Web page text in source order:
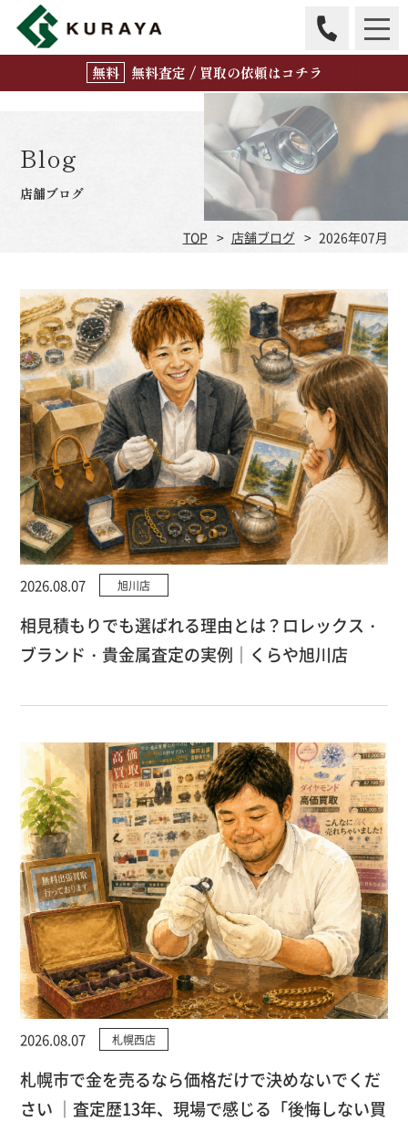
無料査定 / 買取の依頼はコチラ
Blog
店舗ブログ
TOP 店舗ブログ 2026年07月
2026.08.07 旭川店
相見積もりでも選ばれる理由とは？ロレックス・
ブランド・貴金属査定の実例｜くらや旭川店
2026.08.07 札幌西店
札幌市で金を売るなら価格だけで決めないでくだ
さい ｜査定歴13年、現場で感じる「後悔しない買